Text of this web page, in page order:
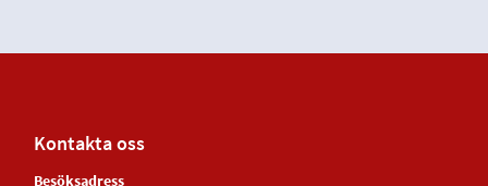
Kontakta oss
Besöksadress